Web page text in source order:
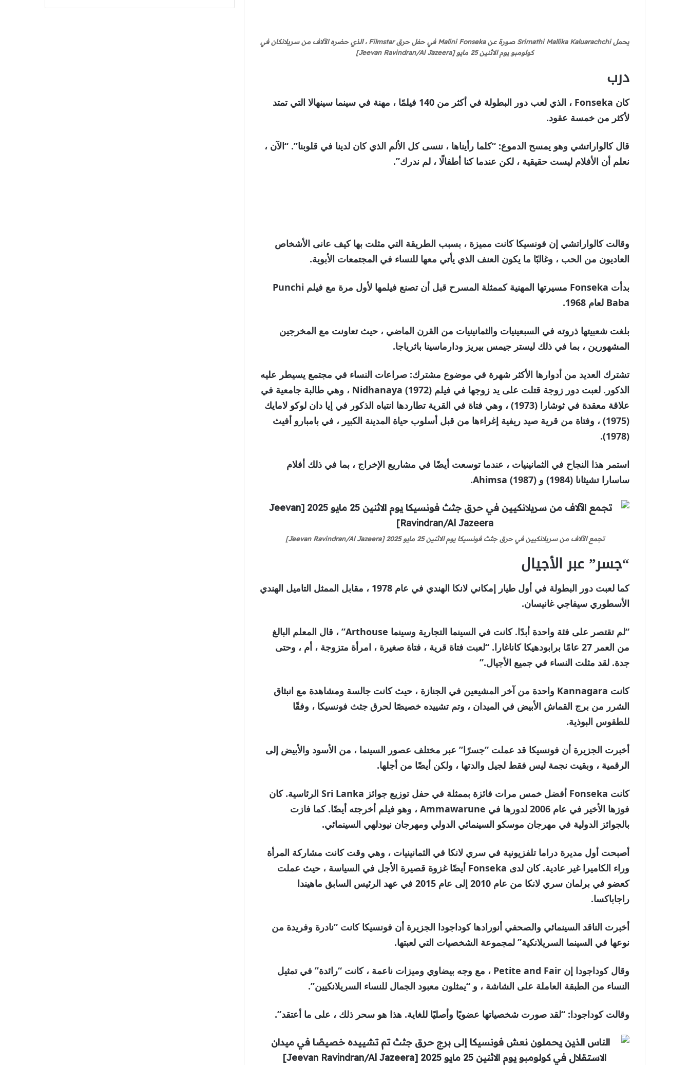
يحمل Srimathi Mallika Kaluarachchi صورة عن Malini Fonseka في حفل حرق Filmstar ، الذي حضره الآلاف من سريلانكان في
كولومبو يوم الاثنين 25 مايو [Jeevan Ravindran/Al Jazeera]
درب
كان Fonseka ، الذي لعب دور البطولة في أكثر من 140 فيلمًا ، مهنة في سينما سينهالا التي تمتد
لأكثر من خمسة عقود.
قال كالواراتشي وهو يمسح الدموع: “كلما رأيناها ، ننسى كل الألم الذي كان لدينا في قلوبنا”. “الآن ،
نعلم أن الأفلام ليست حقيقية ، لكن عندما كنا أطفالًا ، لم ندرك”.
وقالت كالواراتشي إن فونسيكا كانت مميزة ، بسبب الطريقة التي مثلت بها كيف عانى الأشخاص
العاديون من الحب ، وغالبًا ما يكون العنف الذي يأتي معها للنساء في المجتمعات الأبوية.
بدأت Fonseka مسيرتها المهنية كممثلة المسرح قبل أن تصنع فيلمها لأول مرة مع فيلم Punchi
Baba لعام 1968.
بلغت شعبيتها ذروته في السبعينيات والثمانينيات من القرن الماضي ، حيث تعاونت مع المخرجين
المشهورين ، بما في ذلك ليستر جيمس بيريز ودارماسينا باثرياجا.
تشترك العديد من أدوارها الأكثر شهرة في موضوع مشترك: صراعات النساء في مجتمع يسيطر عليه
الذكور. لعبت دور زوجة قتلت على يد زوجها في فيلم Nidhanaya (1972) ، وهي طالبة جامعية في
علاقة معقدة في ثوشارا (1973) ، وهي فتاة في القرية تطاردها انتباه الذكور في إيا دان لوكو لامايك
(1975) ، وفتاة من قرية صيد ريفية إغراءها من قبل أسلوب حياة المدينة الكبير ، في بامبارو أفيث
(1978).
استمر هذا النجاح في الثمانينيات ، عندما توسعت أيضًا في مشاريع الإخراج ، بما في ذلك أفلام
ساسارا تشيثانا (1984) و Ahimsa (1987).
تجمع الآلاف من سريلانكيين في حرق جثث فونسيكا يوم الاثنين 25 مايو 2025 [Jeevan Ravindran/Al Jazeera]
“جسر” عبر الأجيال
كما لعبت دور البطولة في أول طيار إمكاني لانكا الهندي في عام 1978 ، مقابل الممثل التاميل الهندي
الأسطوري سيفاجي غانيسان.
“لم تقتصر على فئة واحدة أبدًا. كانت في السينما التجارية وسينما Arthouse” ، قال المعلم البالغ
من العمر 27 عامًا برابودهيكا كاناغارا. “لعبت فتاة قرية ، فتاة صغيرة ، امرأة متزوجة ، أم ، وحتى
جدة. لقد مثلت النساء في جميع الأجيال.”
كانت Kannagara واحدة من آخر المشيعين في الجنازة ، حيث كانت جالسة ومشاهدة مع انبثاق
الشرر من برج القماش الأبيض في الميدان ، وتم تشييده خصيصًا لحرق جثث فونسيكا ، وفقًا
للطقوس البوذية.
أخبرت الجزيرة أن فونسيكا قد عملت “جسرًا” عبر مختلف عصور السينما ، من الأسود والأبيض إلى
الرقمية ، وبقيت نجمة ليس فقط لجيل والدتها ، ولكن أيضًا من أجلها.
كانت Fonseka أفضل خمس مرات فائزة بممثلة في حفل توزيع جوائز Sri Lanka الرئاسية. كان
فوزها الأخير في عام 2006 لدورها في Ammawarune ، وهو فيلم أخرجته أيضًا. كما فازت
بالجوائز الدولية في مهرجان موسكو السينمائي الدولي ومهرجان نيودلهي السينمائي.
أصبحت أول مديرة دراما تلفزيونية في سري لانكا في الثمانينيات ، وهي وقت كانت مشاركة المرأة
وراء الكاميرا غير عادية. كان لدى Fonseka أيضًا غزوة قصيرة الأجل في السياسة ، حيث عملت
كعضو في برلمان سري لانكا من عام 2010 إلى عام 2015 في عهد الرئيس السابق ماهيندا
راجاباكسا.
أخبرت الناقد السينمائي والصحفي أنورادها كوداجودا الجزيرة أن فونسيكا كانت “نادرة وفريدة من
نوعها في السينما السريلانكية” لمجموعة الشخصيات التي لعبتها.
وقال كوداجودا إن Petite and Fair ، مع وجه بيضاوي وميزات ناعمة ، كانت “رائدة” في تمثيل
النساء من الطبقة العاملة على الشاشة ، و “يمثلون معبود الجمال للنساء السريلانكيين”.
وقالت كوداجودا: “لقد صورت شخصياتها عضويًا وأصليًا للغاية. هذا هو سحر ذلك ، على ما أعتقد”.